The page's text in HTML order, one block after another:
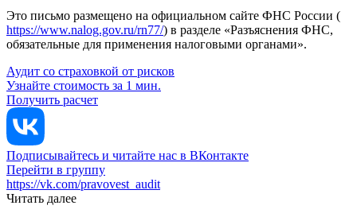
Это письмо размещено на официальном сайте ФНС России (
https://www.nalog.gov.ru/rn77/) в разделе «Разъяснения ФНС,
обязательные для применения налоговыми органами».
Аудит со страховкой от рисков
Узнайте стоимость за 1 мин.
Получить расчет
Подписывайтесь и читайте нас в ВКонтакте
Перейти в группу
https://vk.com/pravovest_audit
Читать далее